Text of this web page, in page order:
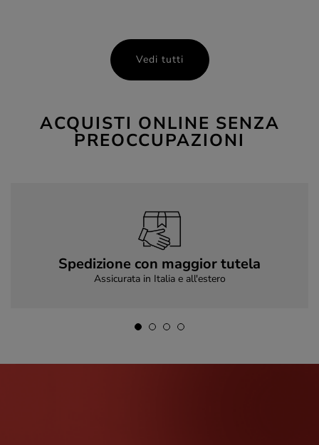
Vedi tutti
ACQUISTI ONLINE SENZA
PREOCCUPAZIONI
Spedizione con maggior tutela
Assicurata in Italia e all'estero